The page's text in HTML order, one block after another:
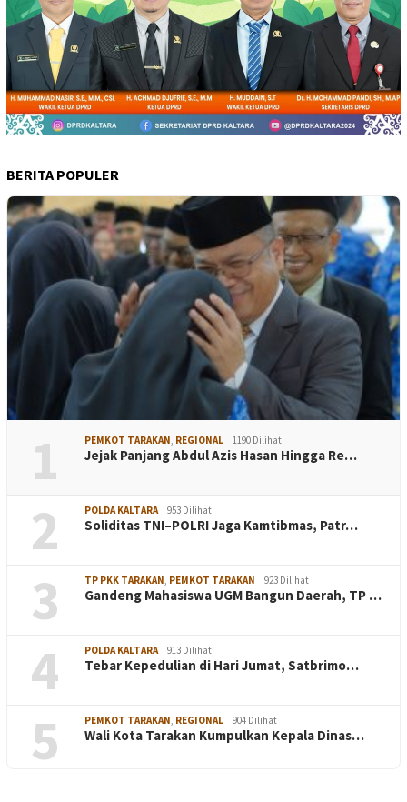
BERITA POPULER
1 PEMKOT TARAKAN REGIONAL 1190 Dilihat
Jejak Panjang Abdul Azis Hasan Hingga Re…
2 POLDA KALTARA 953 Dilihat
Soliditas TNI–POLRI Jaga Kamtibmas, Patr…
3 TP PKK TARAKAN PEMKOT TARAKAN 923 Dilihat
Gandeng Mahasiswa UGM Bangun Daerah, TP …
4 POLDA KALTARA 913 Dilihat
Tebar Kepedulian di Hari Jumat, Satbrimo…
5 PEMKOT TARAKAN REGIONAL 904 Dilihat
Wali Kota Tarakan Kumpulkan Kepala Dinas…